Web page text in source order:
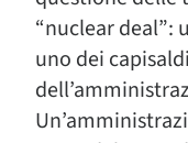
“nuclear deal”:
uno dei